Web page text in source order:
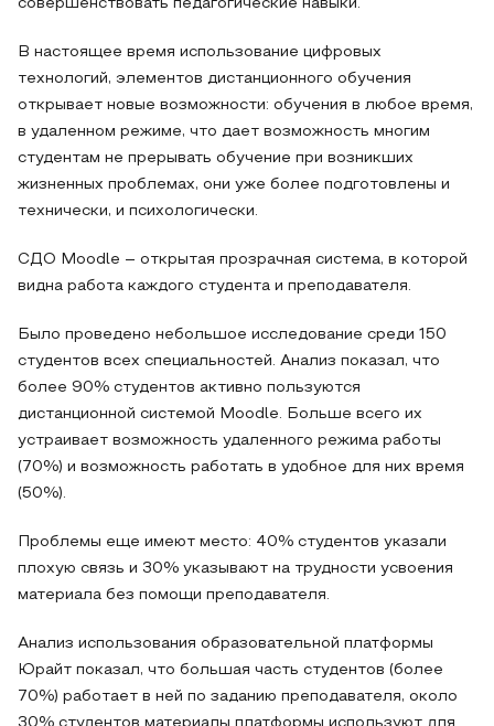
совершенствовать педагогические навыки.
В настоящее время использование цифровых
технологий, элементов дистанционного обучения
открывает новые возможности: обучения в любое время,
в удаленном режиме, что дает возможность многим
студентам не прерывать обучение при возникших
жизненных проблемах, они уже более подготовлены и
технически, и психологически.
СДО Moodle – открытая прозрачная система, в которой
видна работа каждого студента и преподавателя.
Было проведено небольшое исследование среди 150
студентов всех специальностей. Анализ показал, что
более 90% студентов активно пользуются
дистанционной системой Moodle. Больше всего их
устраивает возможность удаленного режима работы
(70%) и возможность работать в удобное для них время
(50%).
Проблемы еще имеют место: 40% студентов указали
плохую связь и 30% указывают на трудности усвоения
материала без помощи преподавателя.
Анализ использования образовательной платформы
Юрайт показал, что большая часть студентов (более
70%) работает в ней по заданию преподавателя, около